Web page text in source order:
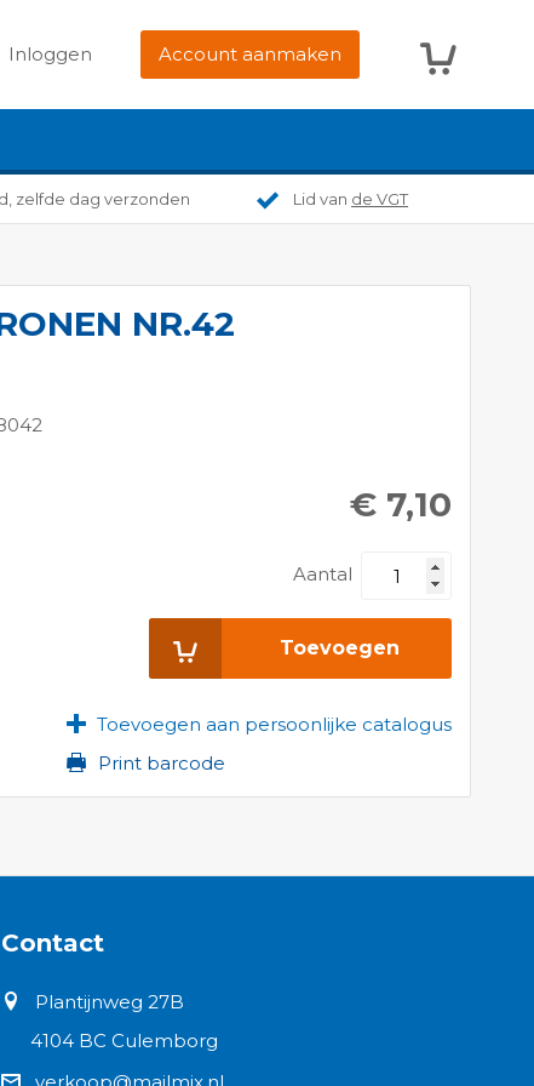
Inloggen Account aanmaken
zelfde dag verzonden Lid van de VGT
NR.42
€ 7,10
Aantal
Toevoegen
Toevoegen aan persoonlijke catalogus
Print barcode
Contact
Plantijnweg 27B
4104 BC Culemborg